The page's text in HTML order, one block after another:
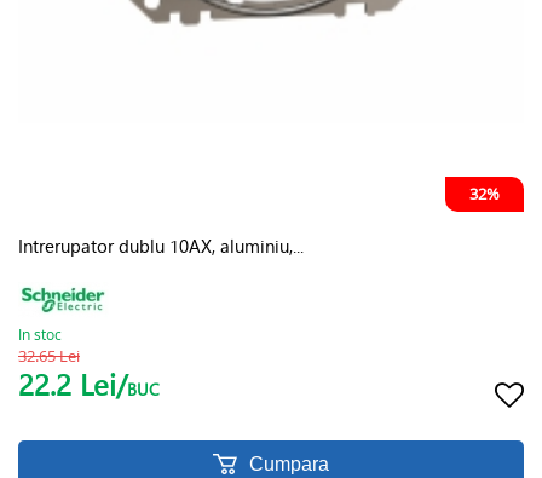
32%
Intrerupator dublu 10AX, aluminiu,...
In stoc
32.65 Lei
22.2 Lei/BUC
Cumpara